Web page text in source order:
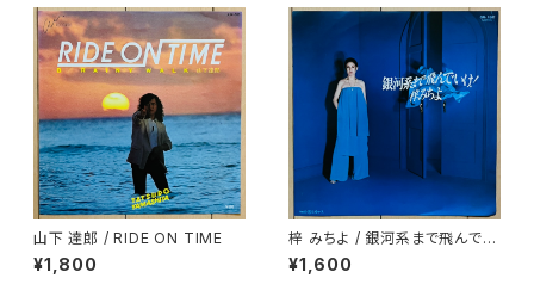
山下 達郎 / RIDE ON TIME
¥1,800
梓 みちよ / 銀河系まで飛んでい
け！
¥1,600